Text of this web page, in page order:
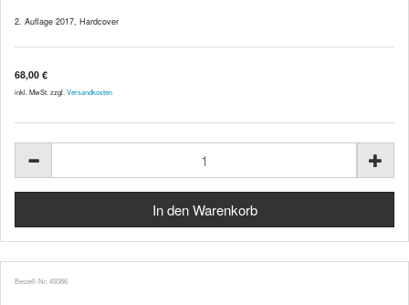
2. Auflage 2017, Hardcover
68,00 €
inkl. MwSt. zzgl. Versandkosten
Bestell-Nr. 49386